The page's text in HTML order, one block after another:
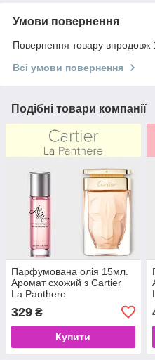
Умови повернення
Повернення товару впродовж
Всі умови повернення
Подібні товари компанії
Парфумована олія 15мл.
Аромат схожий з Cartier
La Panthere
329 ₴
Купити